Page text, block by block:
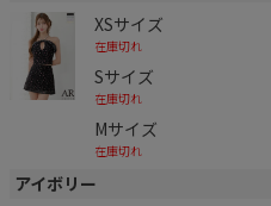
XSサイズ
在庫切れ
Sサイズ
在庫切れ
Mサイズ
在庫切れ
アイボリー